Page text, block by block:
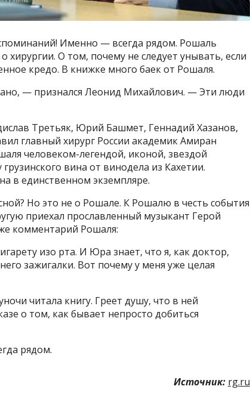
Именно — всегда рядом. Рошаль
хирургии. О том, почему не следует унывать, если
кредо. В книжке много баек от Рошаля.
— признался Леонид Михайлович. — Эти люди
Третьяк, Юрий Башмет, Геннадий Хазанов,
главный хирург России академик Амиран
человеком-легендой, иконой, звездой
вина от винодела из Кахетии.
в единственном экземпляре.
Но это не о Рошале. К Рошалю в честь события
приехал прославленный музыкант Герой
комментарий Рошаля:
изо рта. И Юра знает, что я, как доктор,
зажигалки. Вот почему у меня уже целая
читала книгу. Греет душу, что в ней
о том, как бывает непросто добиться
рядом.
Источник: rg.ru